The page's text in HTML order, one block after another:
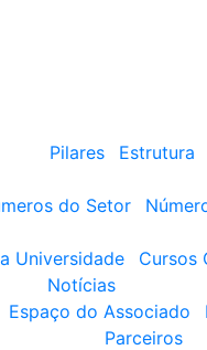
Pilares
Estrutura
do Setor
Universidade
Cursos
Notícias
Espaço do Associado
Parceiros